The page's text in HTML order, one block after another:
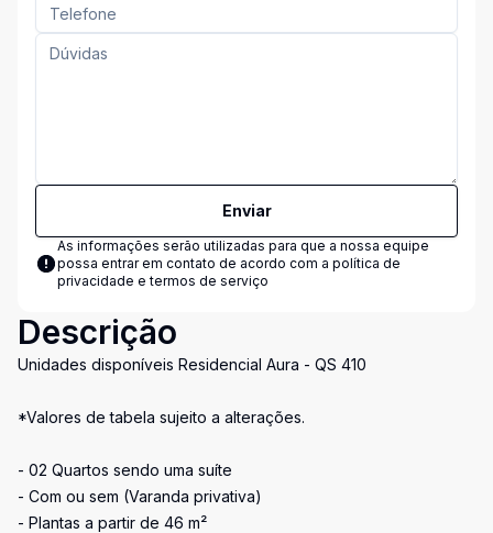
Enviar
As informações serão utilizadas para que a nossa equipe
possa entrar em contato de acordo com a política de
privacidade e termos de serviço
Descrição
Unidades disponíveis Residencial Aura - QS 410
*Valores de tabela sujeito a alterações.
- 02 Quartos sendo uma suíte
- Com ou sem (Varanda privativa)
- Plantas a partir de 46 m²